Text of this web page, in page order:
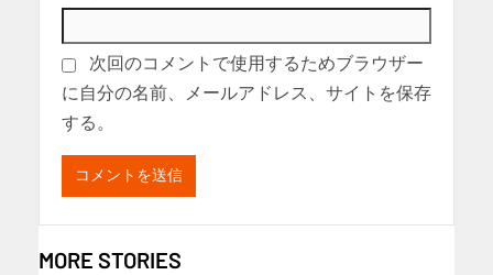
次回のコメントで使用するためブラウザー
に自分の名前、メールアドレス、サイトを保存
する。
MORE STORIES